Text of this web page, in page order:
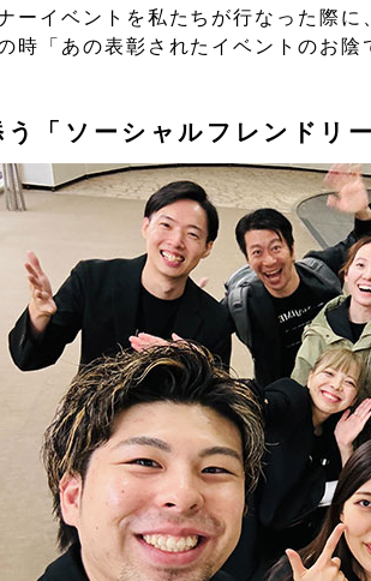
ーイベントを私たちが行なった際
時「あの表彰されたイベントのお
「ソーシャルフレンドリ